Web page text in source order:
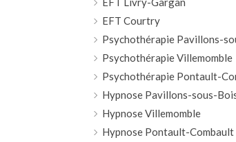
EFT Courtry
Psychothérapie Pavillons-
Psychothérapie Villemomble
Psychothérapie Pontault-
Hypnose Pavillons-sous-
Hypnose Villemomble
Hypnose Pontault-Combault